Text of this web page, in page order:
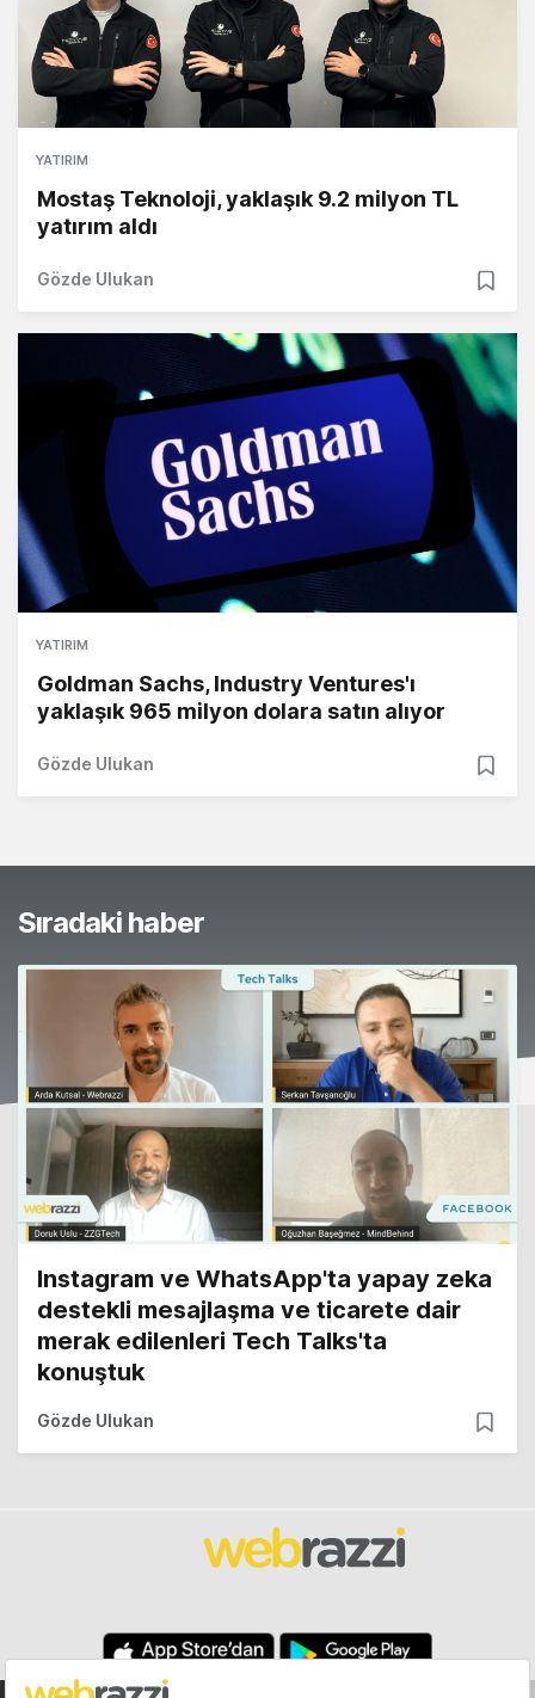
YATIRIM
Mostaş Teknoloji, yaklaşık 9.2 milyon TL
yatırım aldı
Gözde Ulukan
YATIRIM
Goldman Sachs, Industry Ventures'ı
yaklaşık 965 milyon dolara satın alıyor
Gözde Ulukan
Sıradaki haber
Instagram ve WhatsApp'ta yapay zeka
destekli mesajlaşma ve ticarete dair
merak edilenleri Tech Talks'ta
konuştuk
Gözde Ulukan